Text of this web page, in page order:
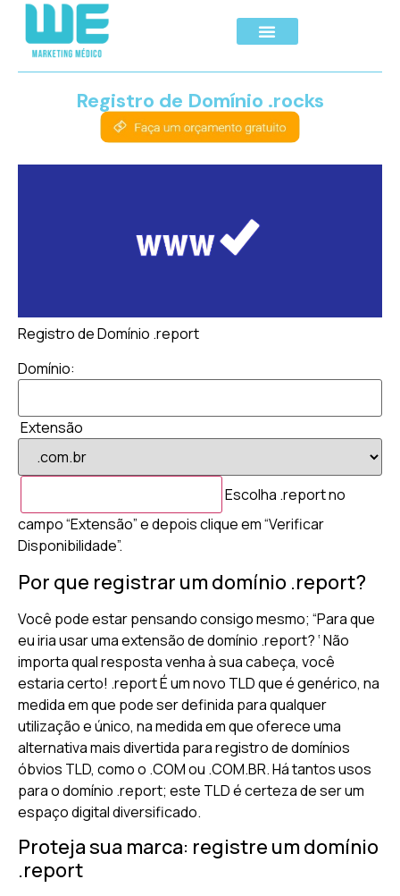
Registro de Domínio .rocks
Registro de Domínio .report
Domínio:
Extensão
Escolha .report no
campo “Extensão” e depois clique em “Verificar
Disponibilidade”.
Por que registrar um domínio .report?
Você pode estar pensando consigo mesmo; “Para que
eu iria usar uma extensão de domínio .report? ‘ Não
importa qual resposta venha à sua cabeça, você
estaria certo! .report É um novo TLD que é genérico, na
medida em que pode ser definida para qualquer
utilização e único, na medida em que oferece uma
alternativa mais divertida para registro de domínios
óbvios TLD, como o .COM ou .COM.BR. Há tantos usos
para o domínio .report; este TLD é certeza de ser um
espaço digital diversificado.
Proteja sua marca: registre um domínio
.report